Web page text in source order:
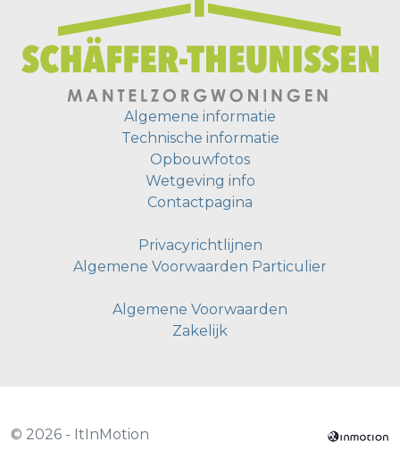
Algemene informatie
Technische informatie
Opbouwfotos
Wetgeving info
Contactpagina
Privacyrichtlijnen
Algemene Voorwaarden Particulier
Algemene Voorwaarden
Zakelijk
© 2026 - ItInMotion